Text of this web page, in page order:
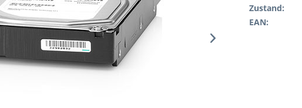
Zustand:
EAN: